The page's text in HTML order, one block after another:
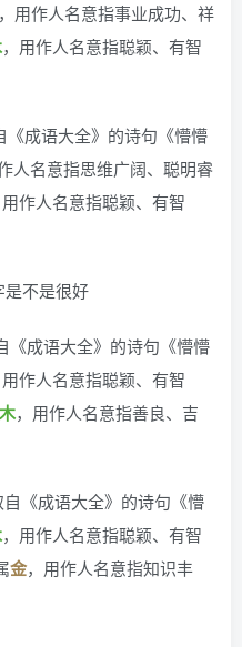
用作人名意指事业成功、祥
，用作人名意指聪颖、有智
《成语大全》的诗句《懵懵
人名意指思维广阔、聪明睿
作人名意指聪颖、有智
不是很好
《成语大全》的诗句《懵懵
作人名意指聪颖、有智
木，用作人名意指善良、吉
自《成语大全》的诗句《懵
，用作人名意指聪颖、有智
金，用作人名意指知识丰